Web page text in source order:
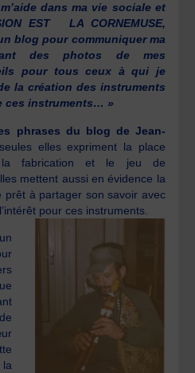
dans ma vie sociale et
EST LA CORNEMUSE,
blog pour communiquer ma
nt des photos de mes
pour tous ceux à qui je
la création des instruments
ces instruments… »
phrases du blog de Jean-
elles expriment la place
la fabrication et le jeu de
mettent aussi en évidence la
prêt à partager son savoir avec
pour ces instruments.